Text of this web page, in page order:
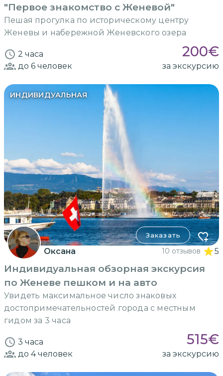
"Первое знакомство с Женевой"
Пешая прогулка по историческому центру
Женевы и набережной Женевского озера
2 часа 200€
до 6 человек за экскурсию
ИНДИВИДУАЛЬНАЯ
Заказать
Оксана 10 отзывов 5
Индивидуальная обзорная экскурсия
по Женеве пешком и на авто
Увидеть максимальное число знаковых
достопримечательностей города с местным
гидом за 3 часа
3 часа 515€
до 4человек за экскурсию